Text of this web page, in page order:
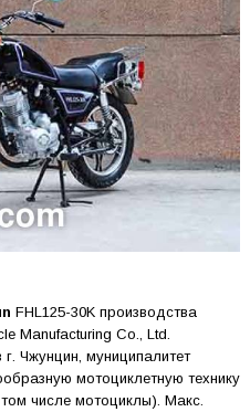
FHL125-30K производства
Manufacturing Co., Ltd.
Чжунцин, муниципалитет
мотоциклетную технику
том числе мотоциклы). Макс.